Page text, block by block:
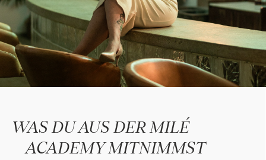
WAS DU AUS DER MILÉ
ACADEMY MITNIMMST